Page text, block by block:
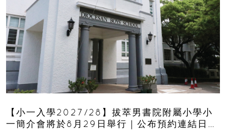
【小一入學2027/28】拔萃男書院附屬小學小
一簡介會將於8月29日舉行｜公布預約連結日期